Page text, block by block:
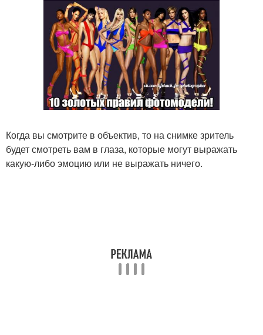
Когда вы смотрите в объектив, то на снимке зритель
будет смотреть вам в глаза, которые могут выражать
какую-либо эмоцию или не выражать ничего.